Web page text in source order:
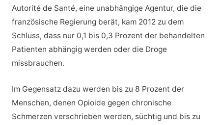
Autorité de Santé, eine unabhängige Agentur, die die
französische Regierung berät, kam 2012 zu dem
Schluss, dass nur 0,1 bis 0,3 Prozent der behandelten
Patienten abhängig werden oder die Droge
missbrauchen.
Im Gegensatz dazu werden bis zu 8 Prozent der
Menschen, denen Opioide gegen chronische
Schmerzen verschrieben werden, süchtig und bis zu